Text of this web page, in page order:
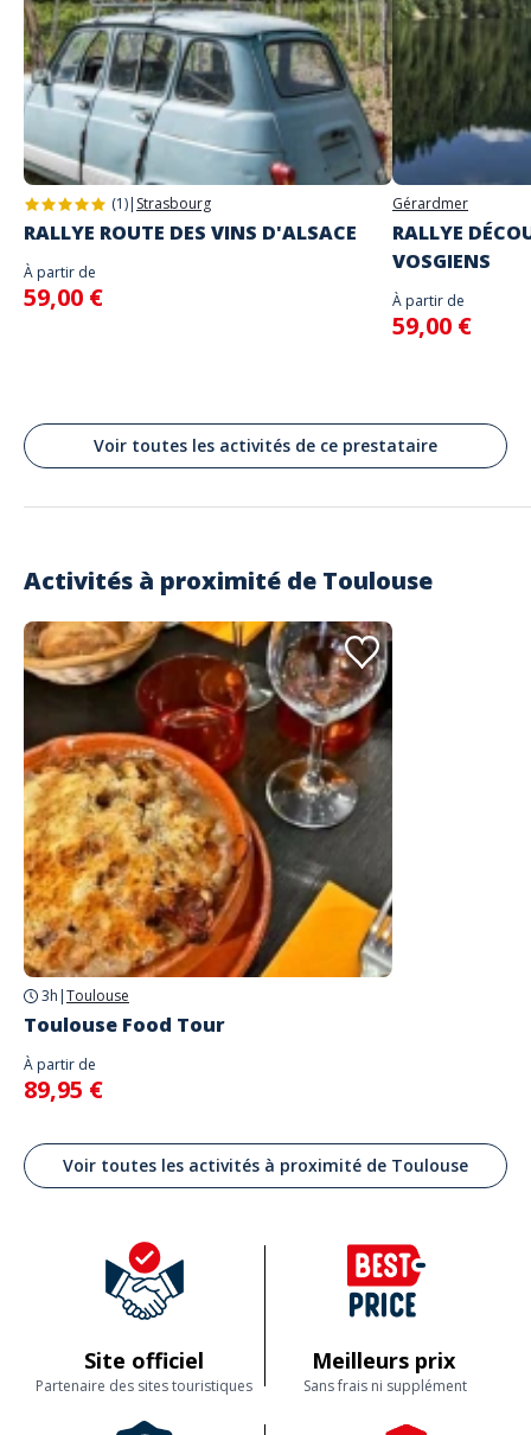
choix
Le lieu de départ sera précisé avec envoi des instructions de jeu
N'entrez les identifiants communiqués que lorsque vous serez sur place
et prêts à commencer le jeu car la partie commencera
Langues parlées
Anglais, Français
Adresse
Stand alone activity
Place du Capitole, Toulouse, France
(1)| Strasbourg
RALLYE ROUTE DES VINS D'ALSACE
À partir de
59,00 €
Gérardmer
RALLYE
VOSGIENS
À partir de
59,00 €
Voir toutes les activités de ce prestataire
Activités à proximité de Toulouse
3h |Toulouse
Toulouse Food Tour
À partir de
89,95 €
Voir toutes les activités à proximité de Toulouse
Site officiel
Partenaire des sites touristiques
Meilleurs prix
Sans frais ni supplément